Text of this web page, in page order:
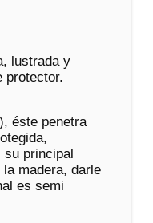
lustrada y
protector.
éste penetra
principal
madera, darle
es semi